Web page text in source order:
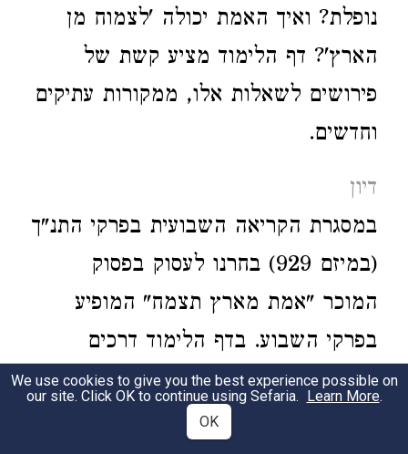
נופלת? ואיך האמת יכולה 'לצמוח מן
הארץ'? דף הלימוד מציע קשת של
פירושים לשאלות אלו, ממקורות עתיקים
וחדשים.
דיון
במסגרת הקריאה השבועית בפרקי התנ"ך
(במיזם 929) בחרנו לעסוק בפסוק
המוכר "אמת מארץ תצמח" המופיע
בפרקי השבוע. בדף הלימוד דרכים
שונות להבין את האופן בו צומחת האמת
We use cookies to give you the best experience possible on
our site. Click OK to continue using Sefaria. Learn More.
OK